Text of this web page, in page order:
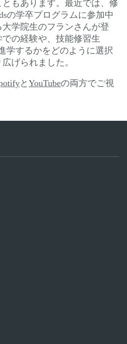
もあります。最近では、修
の学卒プログラムに参加中
学院生のフランさんが登
の経験や、技能修習生
学するかをどのように選択
げられました。
と YouTubeの両方でご視